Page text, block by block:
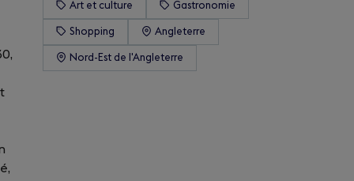
Art et culture Gastronomie
Shopping Angleterre
Nord-Est de l'Angleterre